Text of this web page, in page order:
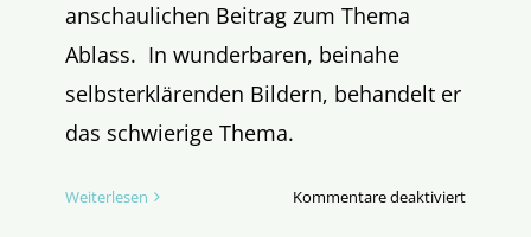
anschaulichen Beitrag zum Thema
Ablass. In wunderbaren, beinahe
selbsterklärenden Bildern, behandelt er
das schwierige Thema.
Weiterlesen Kommentare deaktiviertfür